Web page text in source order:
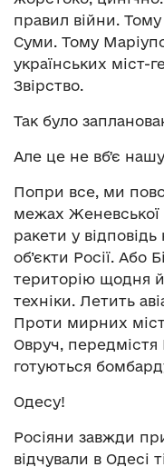
правил війни. Тому
Суми. Тому
українських міст-
Звірство.
Так було
Але це не вбʼє
Попри все, ми
межах Женевської
ракети у
об’єкти Росії. Або
територію щодня
техніки. Летить
Проти мирних
Овруч, передмістя
готуються
Одесу!
Росіяни завжди
відчували в Одесі